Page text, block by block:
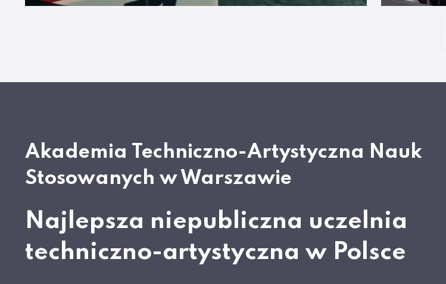
Akademia Techniczno-Artystyczna Nauk
Stosowanych w Warszawie
Najlepsza niepubliczna uczelnia
techniczno-artystyczna w Polsce